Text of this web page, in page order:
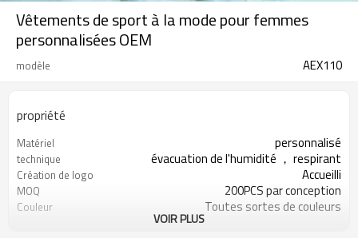
Vêtements de sport à la mode pour femmes
personnalisées OEM
modèle AEX110
propriété
Matériel personnalisé
technique évacuation de l'humidité ， respirant
Création de logo Accueilli
MOQ 200PCS par conception
Couleur Toutes sortes de couleurs
VOIR PLUS